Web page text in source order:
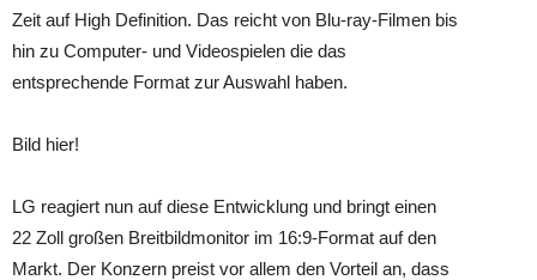
Zeit auf High Definition. Das reicht von Blu-ray-Filmen bis
hin zu Computer- und Videospielen die das
entsprechende Format zur Auswahl haben.
Bild hier!
LG reagiert nun auf diese Entwicklung und bringt einen
22 Zoll großen Breitbildmonitor im 16:9-Format auf den
Markt. Der Konzern preist vor allem den Vorteil an, dass